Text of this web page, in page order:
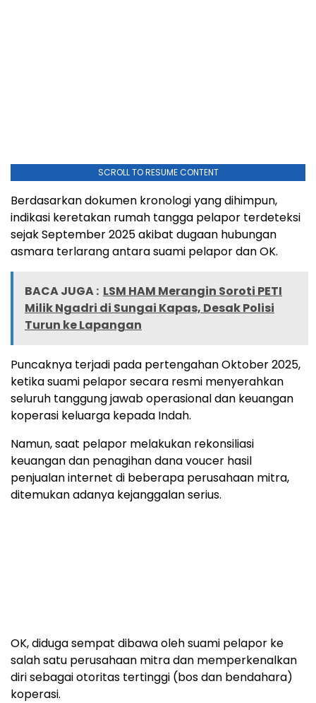
SCROLL TO RESUME CONTENT
Berdasarkan dokumen kronologi yang dihimpun,
indikasi keretakan rumah tangga pelapor terdeteksi
sejak September 2025 akibat dugaan hubungan
asmara terlarang antara suami pelapor dan OK.
BACA JUGA : LSM HAM Merangin Soroti PETI
Milik Ngadri di Sungai Kapas, Desak Polisi
Turun ke Lapangan
Puncaknya terjadi pada pertengahan Oktober 2025,
ketika suami pelapor secara resmi menyerahkan
seluruh tanggung jawab operasional dan keuangan
koperasi keluarga kepada Indah.
Namun, saat pelapor melakukan rekonsiliasi
keuangan dan penagihan dana voucer hasil
penjualan internet di beberapa perusahaan mitra,
ditemukan adanya kejanggalan serius.
OK, diduga sempat dibawa oleh suami pelapor ke
salah satu perusahaan mitra dan memperkenalkan
diri sebagai otoritas tertinggi (bos dan bendahara)
koperasi.